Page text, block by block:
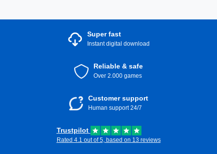
Super fast
Instant digital download
Reliable & safe
Over 2.000 games
Customer support
Human support 24/7
Trustpilot
Rated 4.1 out of 5, based on 13 reviews